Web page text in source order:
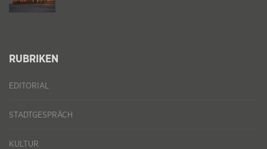
RUBRIKEN
EDITORIAL
STADTGESPRÄCH
KULTUR